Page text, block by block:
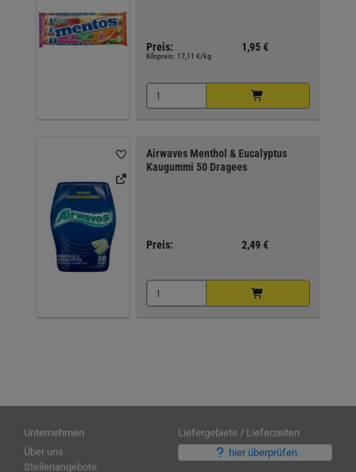
Preis: 1,95 €
Kilopreis: 17,11 €/kg
Airwaves Menthol & Eucalyptus
Kaugummi 50 Dragees
Preis: 2,49 €
Unternehmen
Über uns
Stellenangebote
Liefergebiete / Lieferzeiten
hier überprüfen